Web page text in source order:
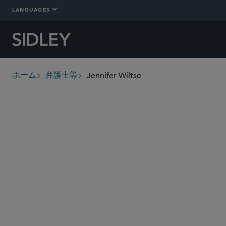
LANGUAGES
breadcrumbs
ホーム 弁護士等 Jennifer Wiltse